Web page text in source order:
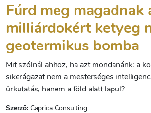
Fúrd meg magadnak
milliárdokért ketyeg
geotermikus bomba
Mit szólnál ahhoz, ha azt mondanánk: a
sikerágazat nem a mesterséges
űrkutatás, hanem a föld alatt lapul?
Szerző: Caprica Consulting